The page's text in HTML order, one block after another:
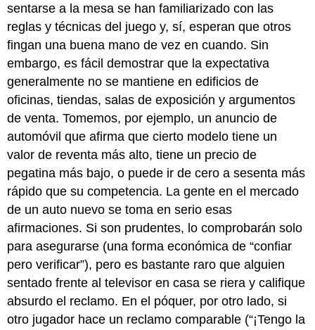
sentarse a la mesa se han familiarizado con las
reglas y técnicas del juego y, sí, esperan que otros
fingan una buena mano de vez en cuando. Sin
embargo, es fácil demostrar que la expectativa
generalmente no se mantiene en edificios de
oficinas, tiendas, salas de exposición y argumentos
de venta. Tomemos, por ejemplo, un anuncio de
automóvil que afirma que cierto modelo tiene un
valor de reventa más alto, tiene un precio de
pegatina más bajo, o puede ir de cero a sesenta más
rápido que su competencia. La gente en el mercado
de un auto nuevo se toma en serio esas
afirmaciones. Si son prudentes, lo comprobarán solo
para asegurarse (una forma económica de “confiar
pero verificar”), pero es bastante raro que alguien
sentado frente al televisor en casa se riera y califique
absurdo el reclamo. En el póquer, por otro lado, si
otro jugador hace un reclamo comparable (“¡Tengo la